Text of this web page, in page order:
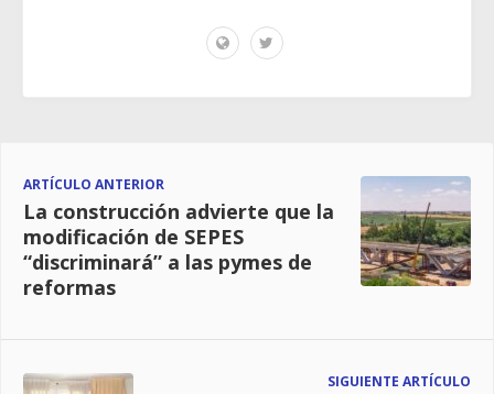
ARTÍCULO ANTERIOR
La construcción advierte que la
modificación de SEPES
“discriminará” a las pymes de
reformas
SIGUIENTE ARTÍCULO